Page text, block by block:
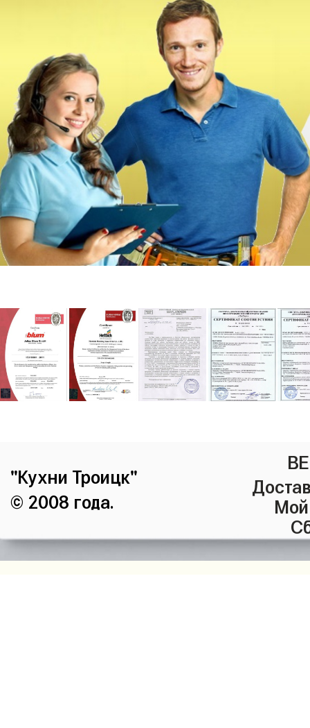
"Кухни Троицк"
© 2008 года.